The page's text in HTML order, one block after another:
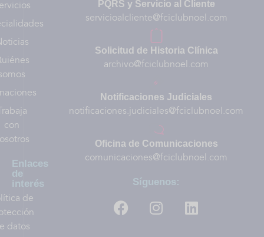
con
Enlaces
de
interés
de
datos
PQRS y Servicio al Cliente
servicioalcliente@fciclubnoel.com
Solicitud de Historia Clínica
archivo@fciclubnoel.com
Notificaciones Judiciales
notificaciones.judiciales@fciclubnoel.com
Oficina de Comunicaciones
comunicaciones@fciclubnoel.com
Síguenos: